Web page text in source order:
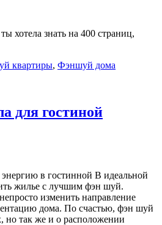
хотела знать на 400 страниц,
квартиры, Фэншуй дома
для гостиной
в гостинной В идеальной
жилье с лучшим фэн шуй.
изменить направление
дома. По счастью, фэн шуй
но так же и о расположении